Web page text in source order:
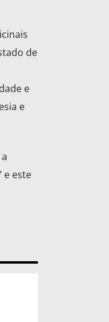
de
e
e
e este